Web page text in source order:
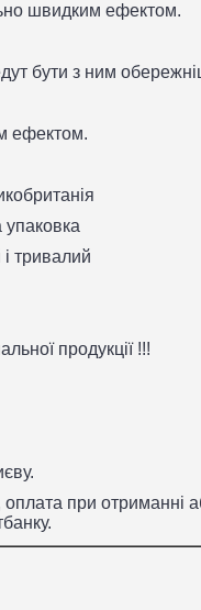
швидким ефектом.
бути з ним
ефектом.
тривалий
продукції !!!
оплата при отриманні